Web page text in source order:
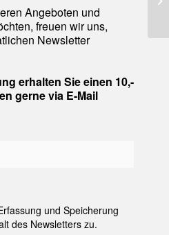
Angeboten und
freuen wir uns,
Newsletter
erhalten Sie einen 10,-
gerne via E-Mail
und Speicherung
des Newsletters zu.